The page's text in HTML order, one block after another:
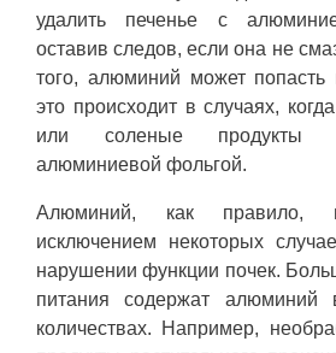
удалить печенье с
оставив следов, если она не
того, алюминий может
это происходит в случаях,
или соленые продукты
алюминиевой фольгой.
Алюминий, как правило,
исключением некоторых
нарушении функции почек.
питания содержат алюминий
количествах. Например,